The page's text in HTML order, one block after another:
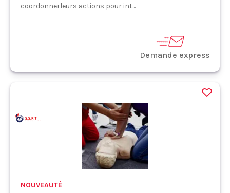
coordonnerleurs actions pour int...
Demande express
NOUVEAUTÉ